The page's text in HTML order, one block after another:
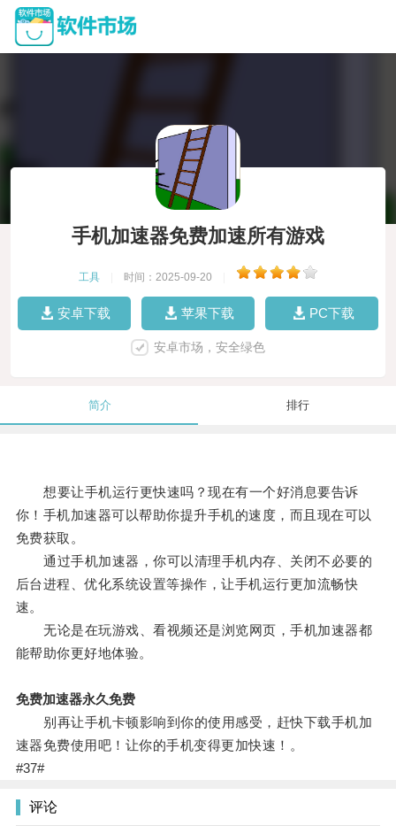
手机加速器免费加速所有游戏
工具 时间：2025-09-20
安卓下载 苹果下载 PC下载
安卓市场，安全绿色
简介 排行
想要让手机运行更快速吗？现在有一个好消息要告诉
你！手机加速器可以帮助你提升手机的速度，而且现在可以
免费获取。
通过手机加速器，你可以清理手机内存、关闭不必要的
后台进程、优化系统设置等操作，让手机运行更加流畅快
速。
无论是在玩游戏、看视频还是浏览网页，手机加速器都
能帮助你更好地体验。
免费加速器永久免费
别再让手机卡顿影响到你的使用感受，赶快下载手机加
速器免费使用吧！让你的手机变得更加快速！。
#37#
评论